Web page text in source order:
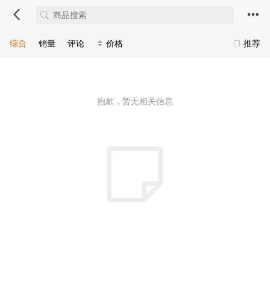
推荐
综合 销量 评论 价格
抱歉，暂无相关信息